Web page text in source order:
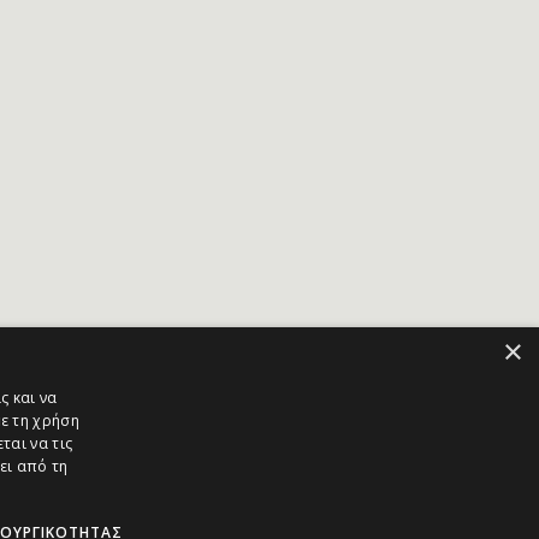
×
και να
τη χρήση
να τις
από τη